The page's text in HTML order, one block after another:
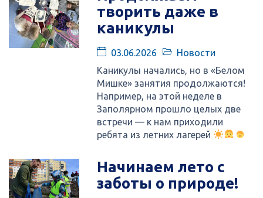
творить даже в
каникулы
03.06.2026
Новости
Каникулы начались, но в «Белом
Мишке» занятия продолжаются!
Например, на этой неделе в
Заполярном прошло целых две
встречи — к нам приходили
ребята из летних лагерей
Начинаем лето с
заботы о природе!